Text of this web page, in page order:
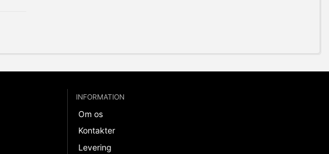
INFORMATION
Om os
Kontakter
Levering